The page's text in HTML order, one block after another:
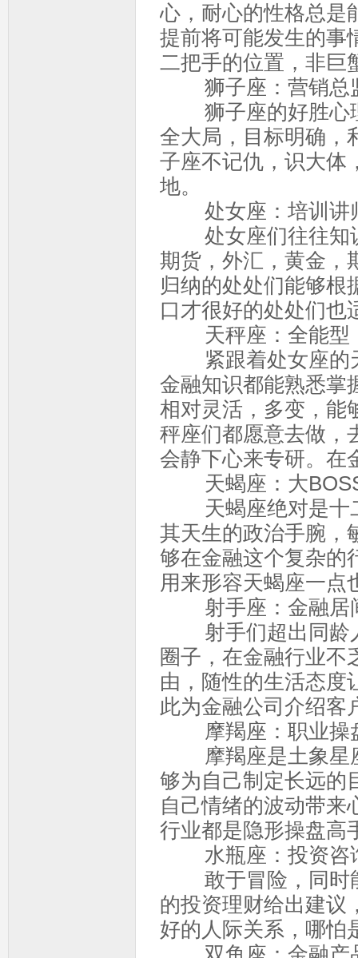
心，耐心的性格总是
提前将可能发生的事
二把手的位置，非巨
狮子座：营销总
狮子座的好胜心理
全大局，目标明确，
子座不记仇，识大体
地。
处女座：培训讲
处女座们往往知识
期货，外汇，黄金，
归纳的处处们能够根
口才很好的处处们也
天秤座：全能型
紧跟着处女座的天
金融知识都能熟悉掌
相对灵活，多变，能
秤座们都愿意去做，
会静下心来专研。在
天蝎座：大
天蝎座绝对是十二
其天生的政治手腕，
够在金融这个复杂的
用来形容天蝎座一点
射手座：金融居
射手们超出同龄人
圈子，在金融行业不
由，随性的生活态度
此为金融公司介绍客
摩羯座：职业操
摩羯座是土象星座
够为自己制定长远的
自己情绪的波动带来
行业都是隐形操盘高
水瓶座：投资咨
敢于冒险，同时能
的投资理财给出建议
好的人际关系，哪怕